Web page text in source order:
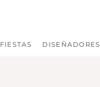
FIESTAS DISEÑADORES